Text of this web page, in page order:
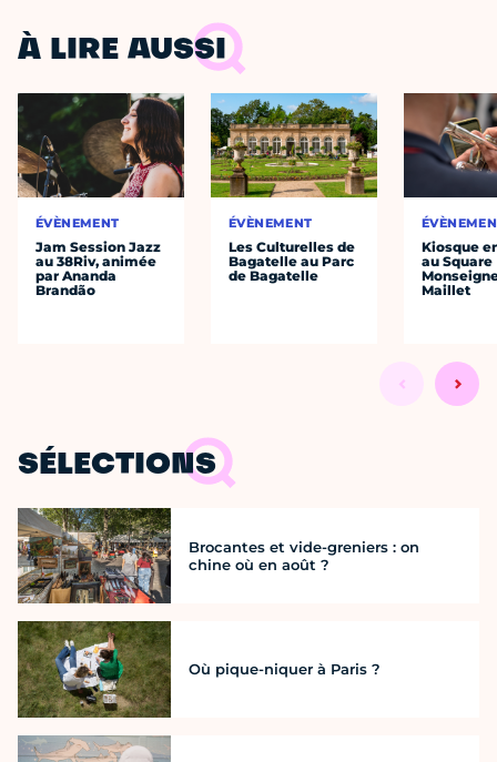
À LIRE AUSSI
ÉVÈNEMENT
Jam Session Jazz
au 38Riv, animée
par Ananda
Brandão
ÉVÈNEMENT
Les Culturelles de
Bagatelle au Parc
de Bagatelle
Kiosque
au Square
Maillet
SÉLECTIONS
Brocantes et vide-greniers : on
chine où en août ?
Où pique-niquer à Paris ?